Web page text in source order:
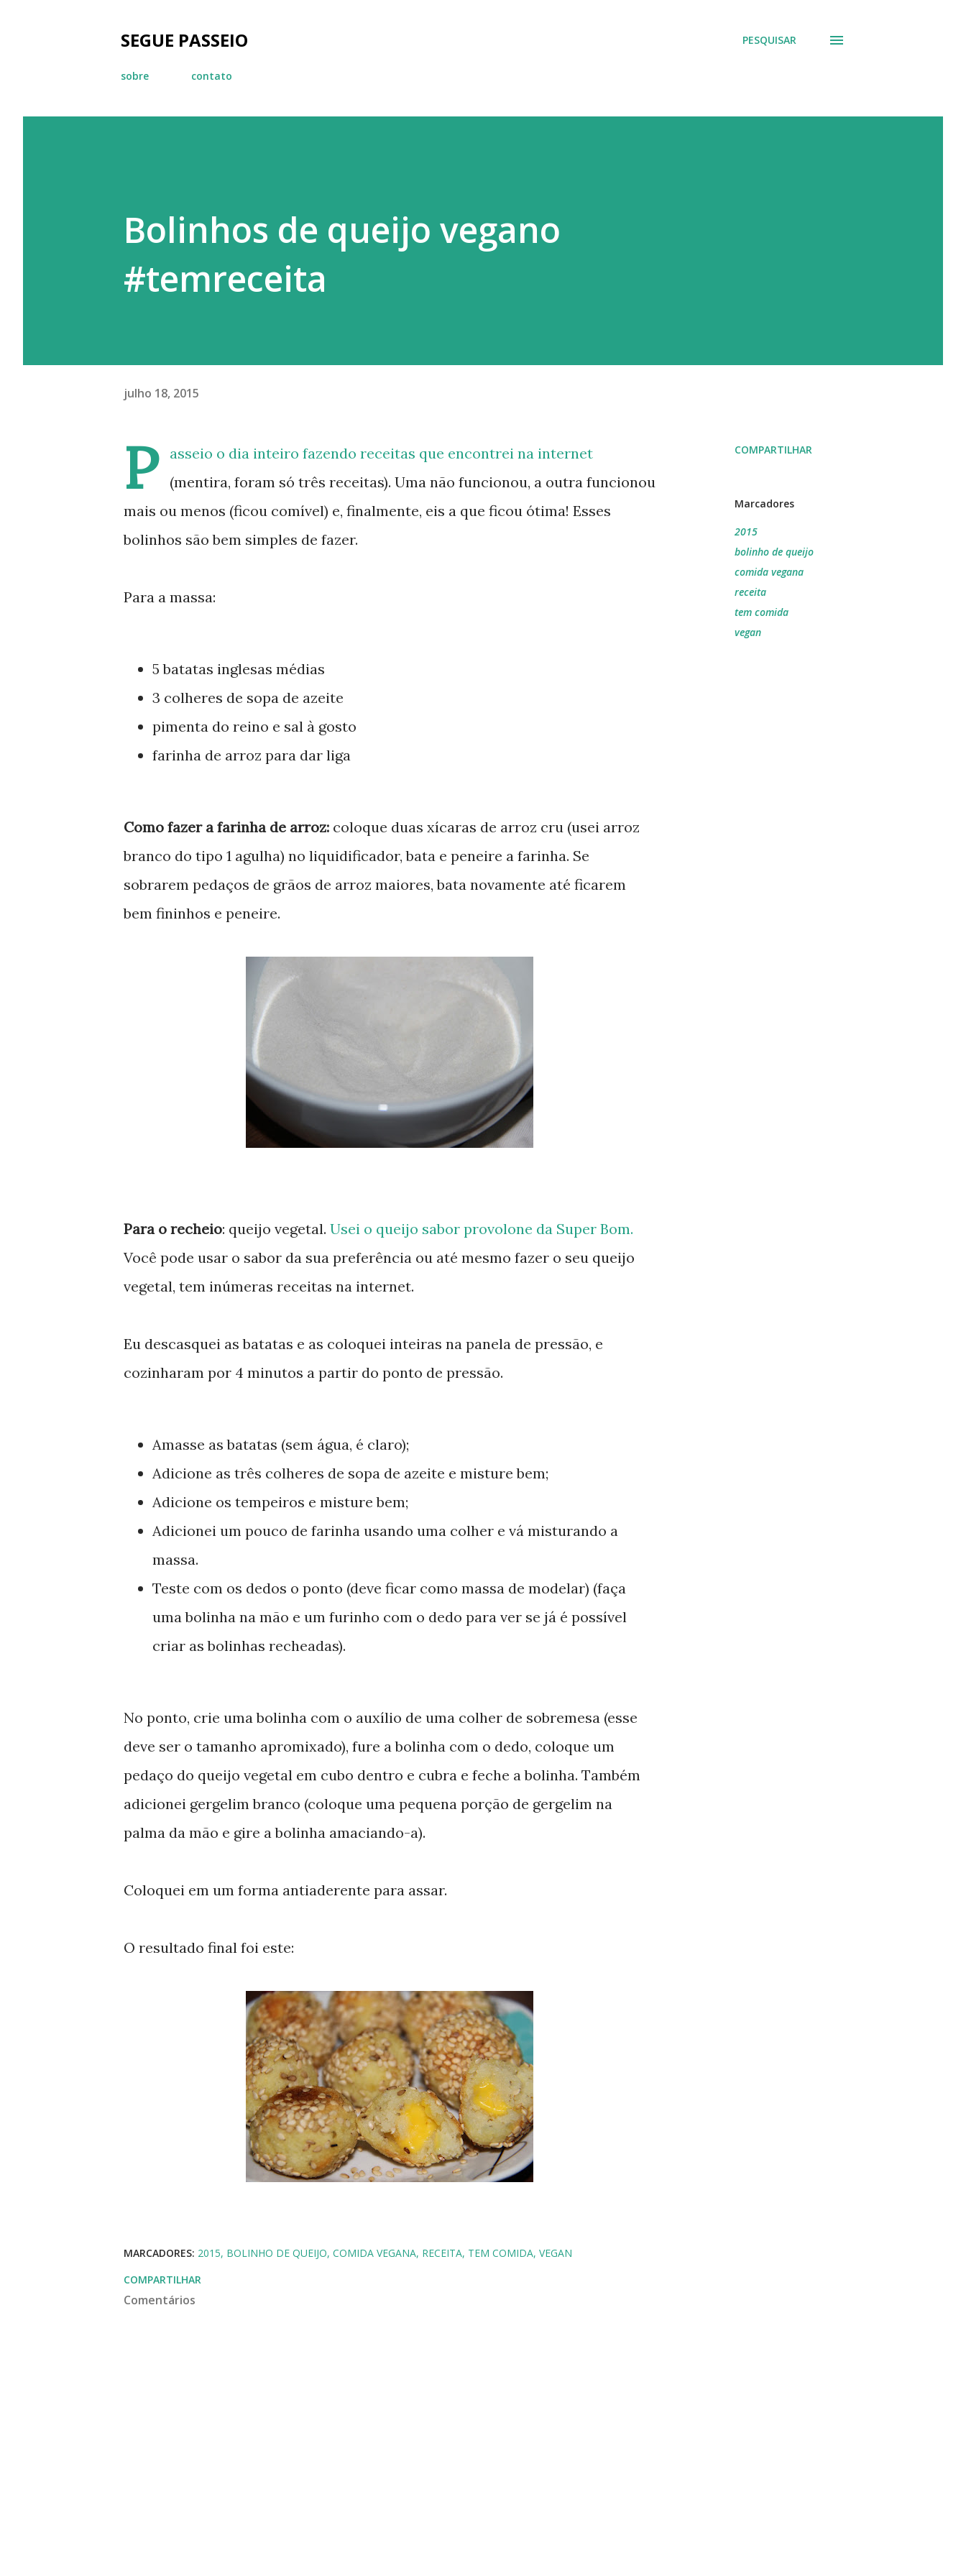
SEGUE PASSEIO PESQUISAR
sobre contato
Bolinhos de queijo vegano
#temreceita
julho 18, 2015
P
asseio o dia inteiro fazendo receitas que encontrei na internet
(mentira, foram só três receitas). Uma não funcionou, a outra funcionou
mais ou menos (ficou comível) e, finalmente, eis a que ficou ótima! Esses
bolinhos são bem simples de fazer.
Para a massa:
5 batatas inglesas médias
3 colheres de sopa de azeite
pimenta do reino e sal à gosto
farinha de arroz para dar liga
Como fazer a farinha de arroz: coloque duas xícaras de arroz cru (usei arroz
branco do tipo 1 agulha) no liquidificador, bata e peneire a farinha. Se
sobrarem pedaços de grãos de arroz maiores, bata novamente até ficarem
bem fininhos e peneire.
Para o recheio: queijo vegetal. Usei o queijo sabor provolone da Super Bom.
Você pode usar o sabor da sua preferência ou até mesmo fazer o seu queijo
vegetal, tem inúmeras receitas na internet.
Eu descasquei as batatas e as coloquei inteiras na panela de pressão, e
cozinharam por 4 minutos a partir do ponto de pressão.
Amasse as batatas (sem água, é claro);
Adicione as três colheres de sopa de azeite e misture bem;
Adicione os tempeiros e misture bem;
Adicionei um pouco de farinha usando uma colher e vá misturando a
massa.
Teste com os dedos o ponto (deve ficar como massa de modelar) (faça
uma bolinha na mão e um furinho com o dedo para ver se já é possível
criar as bolinhas recheadas).
No ponto, crie uma bolinha com o auxílio de uma colher de sobremesa (esse
deve ser o tamanho apromixado), fure a bolinha com o dedo, coloque um
pedaço do queijo vegetal em cubo dentro e cubra e feche a bolinha. Também
adicionei gergelim branco (coloque uma pequena porção de gergelim na
palma da mão e gire a bolinha amaciando-a).
Coloquei em um forma antiaderente para assar.
O resultado final foi este:
COMPARTILHAR
Marcadores
2015
bolinho de queijo
comida vegana
receita
tem comida
vegan
MARCADORES: 2015 BOLINHO DE QUEIJO COMIDA VEGANA RECEITA TEM COMIDA VEGAN
COMPARTILHAR
Comentários